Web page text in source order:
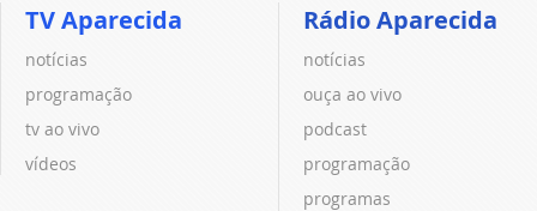
TV Aparecida
notícias
programação
tv ao vivo
vídeos
Rádio Aparecida
notícias
ouça ao vivo
podcast
programação
programas